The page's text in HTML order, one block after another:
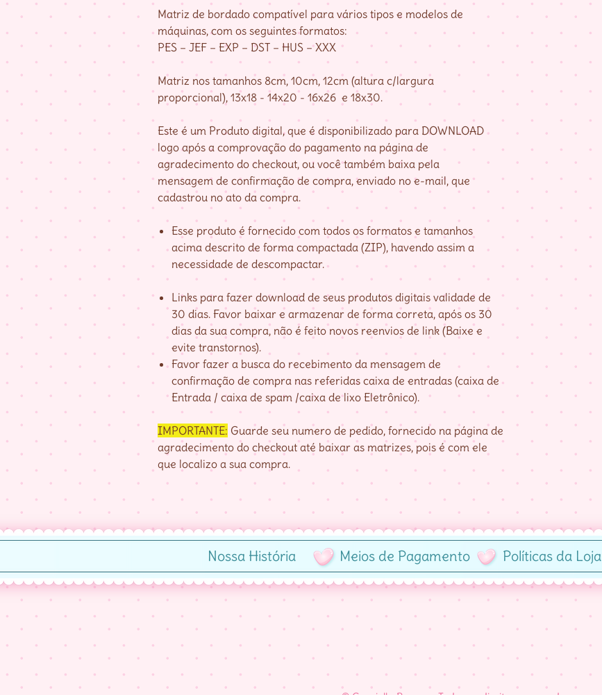
Matriz de bordado compatível para vários tipos e modelos de
máquinas, com os seguintes formatos:
PES – JEF – EXP – DST – HUS – XXX
Matriz nos tamanhos 8cm, 10cm, 12cm (altura c/largura
proporcional), 13x18 - 14x20 - 16x26 e 18x30.
Este é um Produto digital, que é disponibilizado para DOWNLOAD
logo após a comprovação do pagamento na página de
agradecimento do checkout, ou você também baixa pela
mensagem de confirmação de compra, enviado no e-mail, que
cadastrou no ato da compra.
Esse produto é fornecido com todos os formatos e tamanhos
acima descrito de forma compactada (ZIP), havendo assim a
necessidade de descompactar.
Links para fazer download de seus produtos digitais validade de
30 dias. Favor baixar e armazenar de forma correta, após os 30
dias da sua compra, não é feito novos reenvios de link (Baixe e
evite transtornos).
Favor fazer a busca do recebimento da mensagem de
confirmação de compra nas referidas caixa de entradas (caixa de
Entrada / caixa de spam /caixa de lixo Eletrônico).
IMPORTANTE: Guarde seu numero de pedido, fornecido na página de
agradecimento do checkout até baixar as matrizes, pois é com ele
que localizo a sua compra.
Nossa História Meios de Pagamento Políticas da Loja